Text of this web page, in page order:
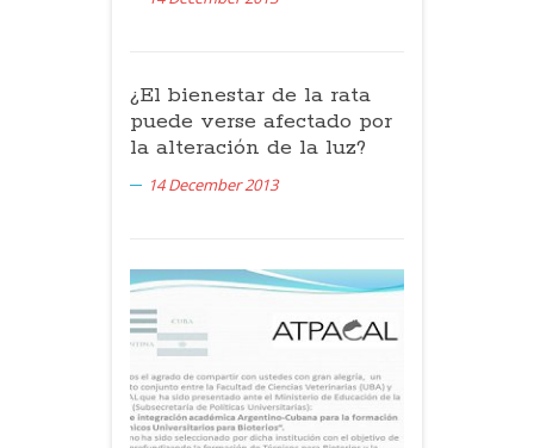
¿El bienestar de la rata
puede verse afectado por
la alteración de la luz?
14 December 2013